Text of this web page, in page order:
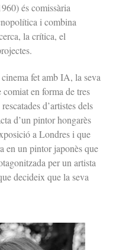
és comissària
i combina
la crítica, el
fet amb IA, la seva
comiat en forma de tres
d’artistes dels
d’un pintor hongarès
a Londres i que
en un pintor japonès que
per un artista
decideix que la seva